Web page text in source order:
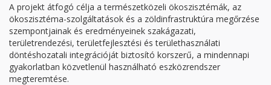
A projekt átfogó célja a természetközeli ökoszisztémák, az
ökoszisztéma-szolgáltatások és a zöldinfrastruktúra megőrzése
szempontjainak és eredményeinek szakágazati,
területrendezési, területfejlesztési és területhasználati
döntéshozatali integrációját biztosító korszerű, a mindennapi
gyakorlatban közvetlenül használható eszközrendszer
megteremtése.